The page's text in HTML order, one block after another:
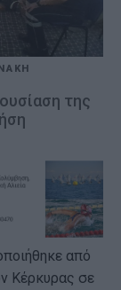
της
από
Κέρκυρας σε